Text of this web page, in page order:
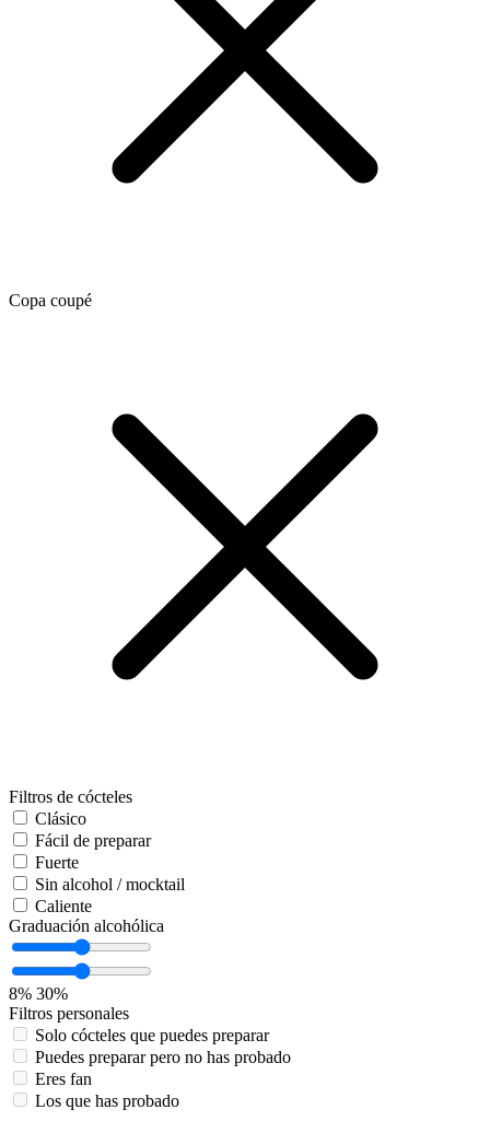
Copa coupé
Filtros de cócteles
Clásico
Fácil de preparar
Fuerte
Sin alcohol / mocktail
Caliente
Graduación alcohólica
8% 30%
Filtros personales
Solo cócteles que puedes preparar
Puedes preparar pero no has probado
Eres fan
Los que has probado